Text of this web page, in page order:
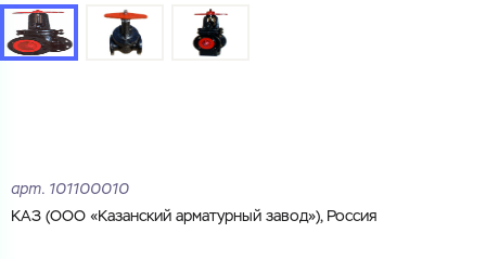
Номер телефона
арт. 101100010
КАЗ (ООО «Казанский арматурный завод»), Россия